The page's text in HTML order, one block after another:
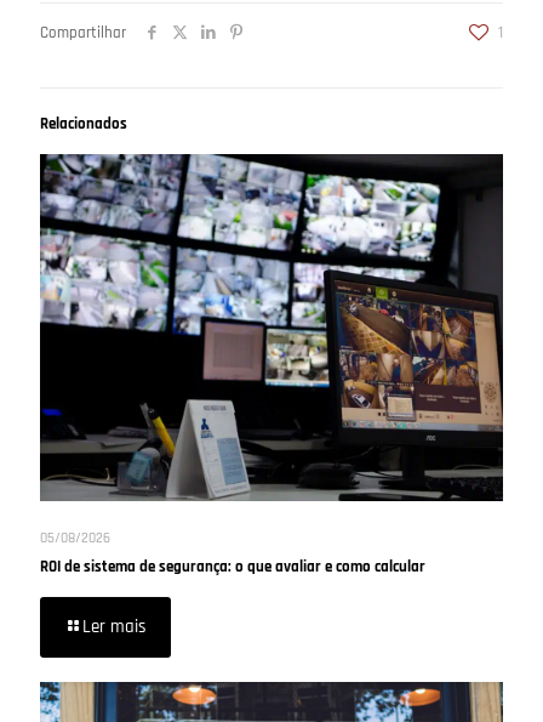
Compartilhar 1
Relacionados
05/08/2026
ROI de sistema de segurança: o que avaliar e como calcular
Ler mais